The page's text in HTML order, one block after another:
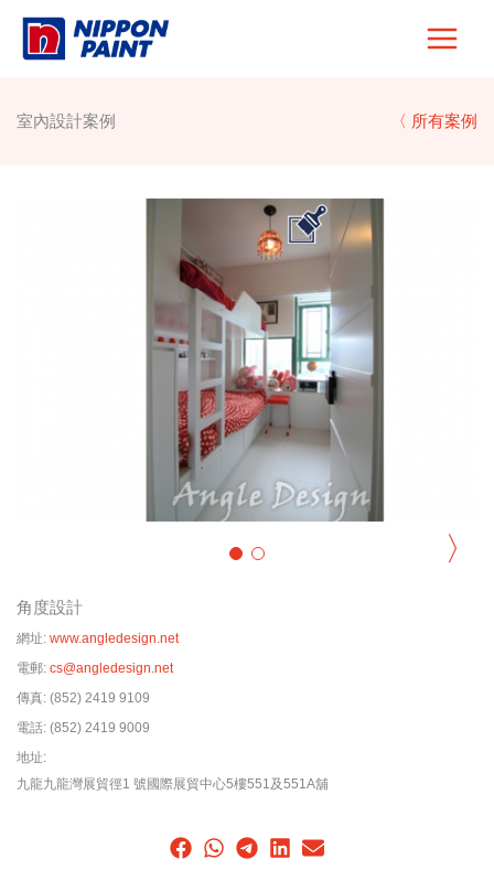
Skip
室內設計案例 〈 所有案例
〉
角度設計
網址: www.angledesign.net
電郵: cs@angledesign.net
傳真: (852) 2419 9109
電話: (852) 2419 9009
地址:
九龍九龍灣展貿徑1 號國際展貿中心5樓551及551A舖